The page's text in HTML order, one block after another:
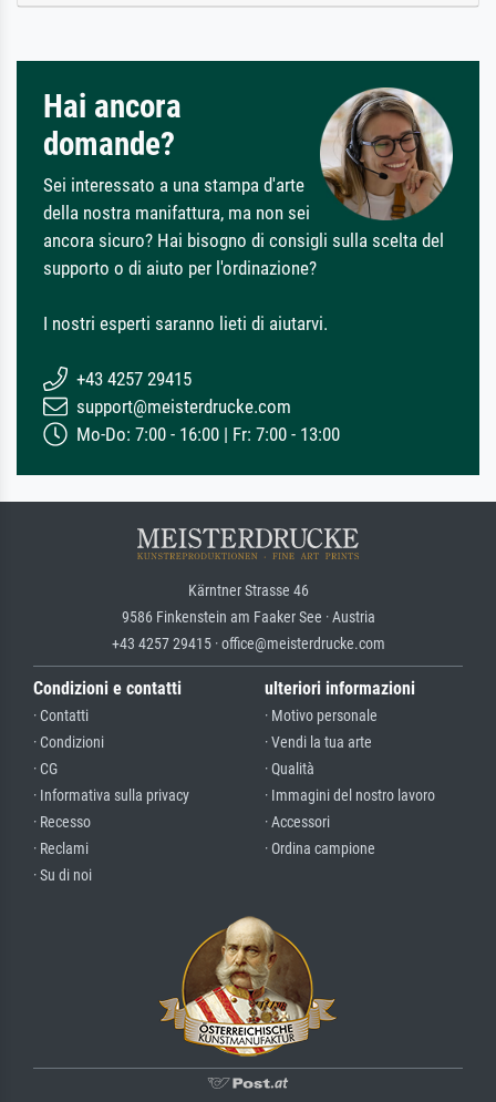
Hai ancora
domande?
Sei interessato a una stampa d'arte
della nostra manifattura, ma non sei
ancora sicuro? Hai bisogno di consigli sulla scelta del
supporto o di aiuto per l'ordinazione?
I nostri esperti saranno lieti di aiutarvi.
+43 4257 29415
support@meisterdrucke.com
Mo-Do: 7:00 - 16:00 | Fr: 7:00 - 13:00
Kärntner Strasse 46
9586 Finkenstein am Faaker See · Austria
+43 4257 29415 · office@meisterdrucke.com
Condizioni e contatti
· Contatti
· Condizioni
· CG
· Informativa sulla privacy
· Recesso
· Reclami
· Su di noi
ulteriori informazioni
· Motivo personale
· Vendi la tua arte
· Qualità
· Immagini del nostro lavoro
· Accessori
· Ordina campione